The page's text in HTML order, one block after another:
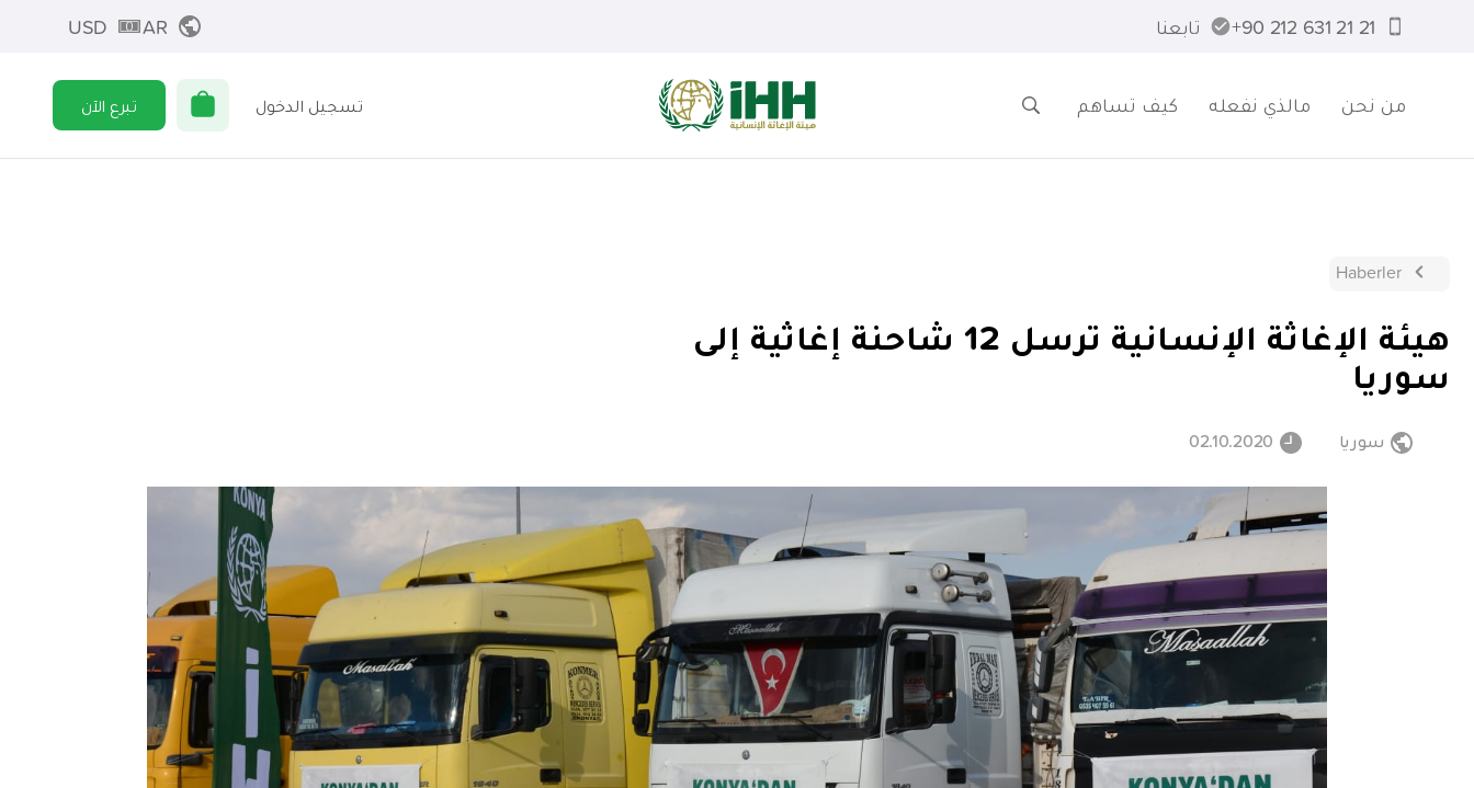
21 21 631 212 90+ تابعنا AR
USD
من نحن مالذي نفعله كيف تساهم تسجيل الدخول تبرع الآن
Haberler
هيئة الإغاثة الإنسانية ترسل 12 شاحنة إغاثية إلى
سوريا
سوريا 02.10.2020